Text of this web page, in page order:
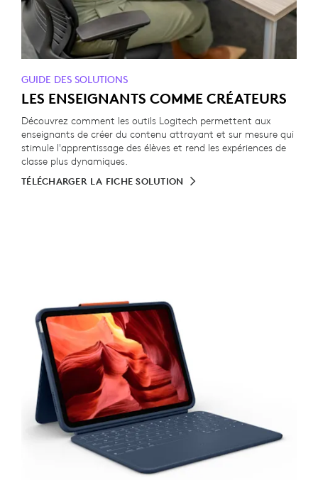
GUIDE DES SOLUTIONS
LES ENSEIGNANTS COMME CRÉATEURS
Découvrez comment les outils Logitech permettent aux
enseignants de créer du contenu attrayant et sur mesure qui
stimule l'apprentissage des élèves et rend les expériences de
classe plus dynamiques.
TÉLÉCHARGER LA FICHE SOLUTION